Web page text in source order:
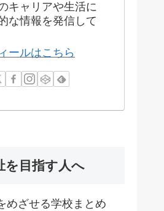
キャリアや生活に
な情報を発信して
ールはこちら
を目指す人へ
めざせる学校まとめ